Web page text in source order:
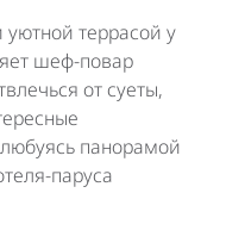
террасой у
шеф-повар
от суеты,
панорамой
паруса